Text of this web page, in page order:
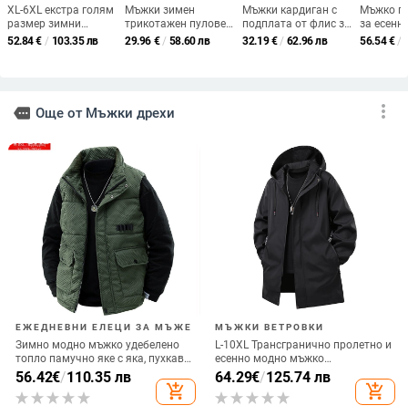
XL-6XL екстра голям
размер зимни
агнешки полар
големи размери,
момчета, дебел тип
52.84€ / 103.35 лв
Мъжки зимен
трикотажен пуловер
с флисова подплата,
29.96 € / 58.60 лв
Мъжки кардиган с
подплата от флис за
есен и зима
32.19€ / 62.96 лв
Мъжко
за
сезон,
56.54€ /
more Още от Мъжки дрехи
ЕЖЕДНЕВНИ ЕЛЕЦИ ЗА МЪЖЕ
Зимно модно мъжко удебелено
топло памучно яке с яка, пухкаво,
голям размер, плюс дебело яке с
широки рамене, без ръкави
56.42€/110.35 лв
add_shopping_cart
МЪЖКИ ВЕТРОВКИ
L-10XL Трансгранично пролетно и
есенно модно мъжко
универсално палто с качулка,
дебело, младежко, плюс размер,
свободно
64.29€/125.74 лв
add_shopping_cart
more_vert